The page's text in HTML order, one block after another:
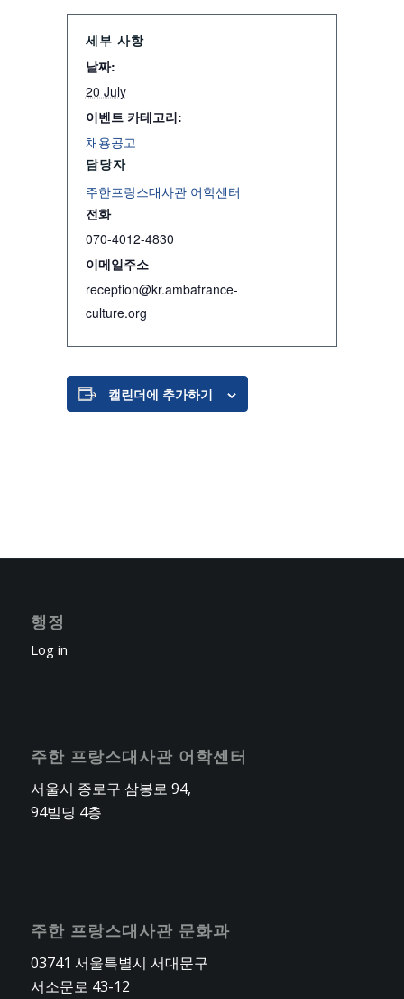
세부 사항
날짜:
20 July
이벤트 카테고리:
채용공고
담당자
주한프랑스대사관 어학센터
전화
070-4012-4830
이메일주소
reception@kr.ambafrance-
culture.org
캘린더에 추가하기
행정
Log in
주한 프랑스대사관 어학센터
서울시 종로구 삼봉로 94,
94빌딩 4층
주한 프랑스대사관 문화과
03741 서울특별시 서대문구
서소문로 43-12